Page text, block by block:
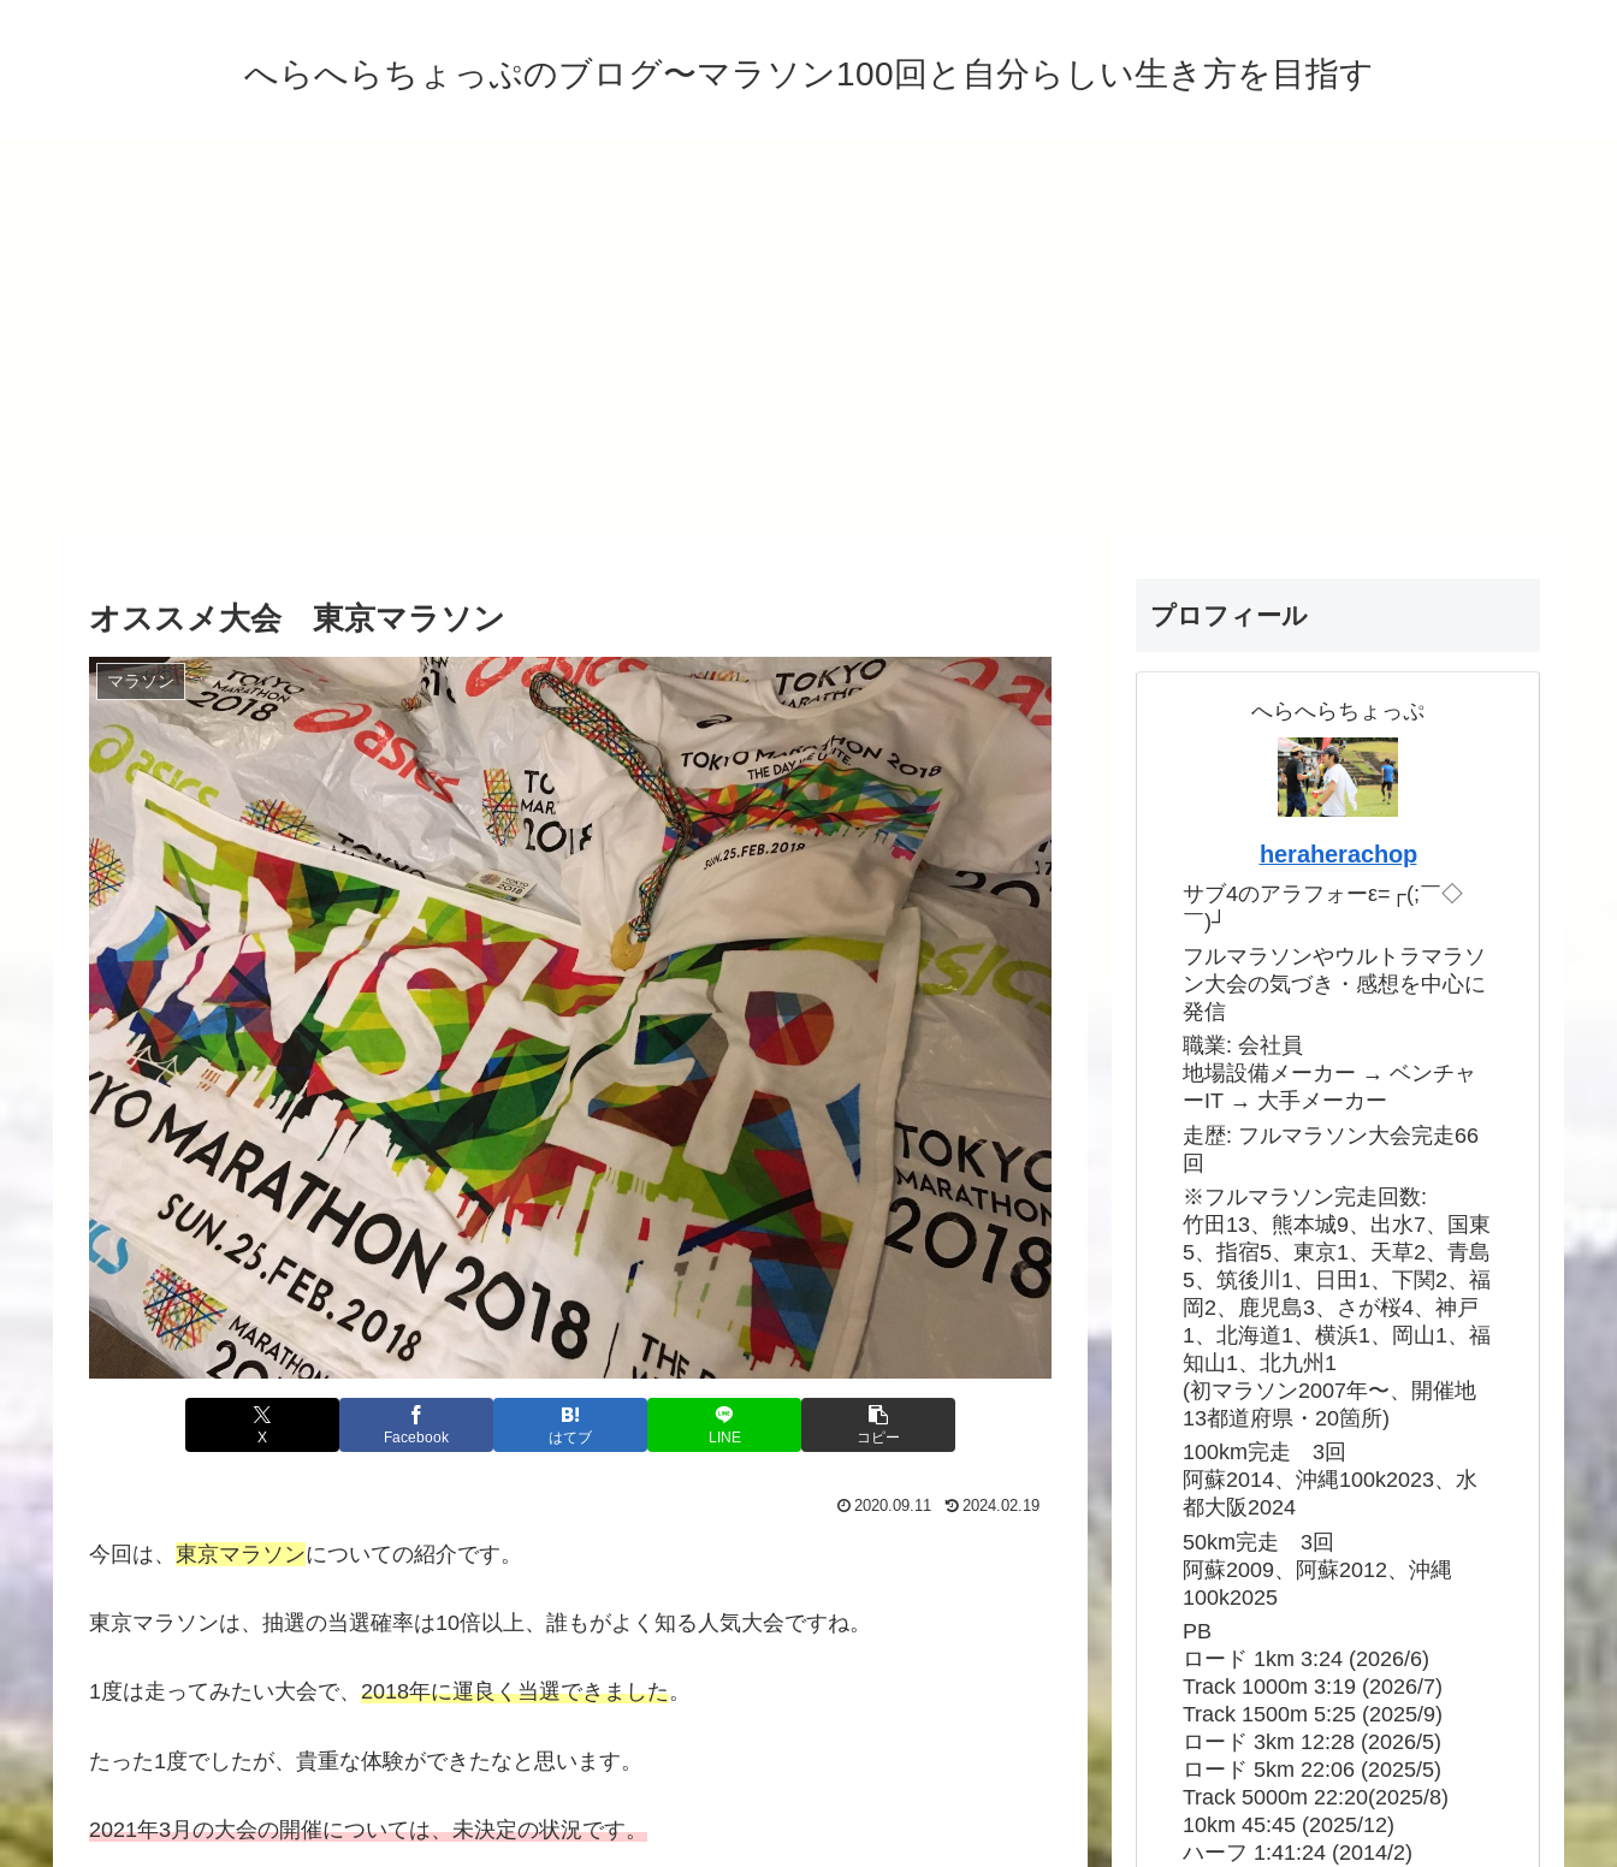
へらへらちょっぷのブログ〜マラソン100回と自分らしい生き方を目指す
オススメ大会 東京マラソン
マラソン
X Facebook はてブ LINE コピー
2020.09.11 2024.02.19
今回は、 東京マラソンについての紹介です。
東京マラソンは、抽選の当選確率は10倍以上、誰もがよく知る人気大会ですね。
1度は走ってみたい大会で、 2018年に運良く当選できました。
たった1度でしたが、貴重な体験ができたなと思います。
2021年3月の大会の開催については、未決定の状況です。
プロフィール
へらへらちょっぷ
heraherachop
サブ4のアラフォーε=┌(;￣◇
￣)┘
フルマラソンやウルトラマラソ
ン大会の気づき・感想を中心に
発信
職業: 会社員
地場設備メーカー → ベンチャ
ーIT → 大手メーカー
走歴: フルマラソン大会完走66
回
※フルマラソン完走回数:
竹田13、熊本城9、出水7、国東
5、指宿5、東京1、天草2、青島
5、筑後川1、日田1、下関2、福
岡2、鹿児島3、さが桜4、神戸
1、北海道1、横浜1、岡山1、福
知山1、北九州1
(初マラソン2007年〜、開催地
13都道府県・20箇所)
100km完走 3回
阿蘇2014、沖縄100k2023、水
都大阪2024
50km完走 3回
阿蘇2009、阿蘇2012、沖縄
100k2025
PB
ロード 1km 3:24 (2026/6)
Track 1000m 3:19 (2026/7)
Track 1500m 5:25 (2025/9)
ロード 3km 12:28 (2026/5)
ロード 5km 22:06 (2025/5)
Track 5000m 22:20(2025/8)
10km 45:45 (2025/12)
ハーフ 1:41:24 (2014/2)